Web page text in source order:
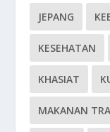
JEPANG
KESEHATAN
KHASIAT
MAKANAN